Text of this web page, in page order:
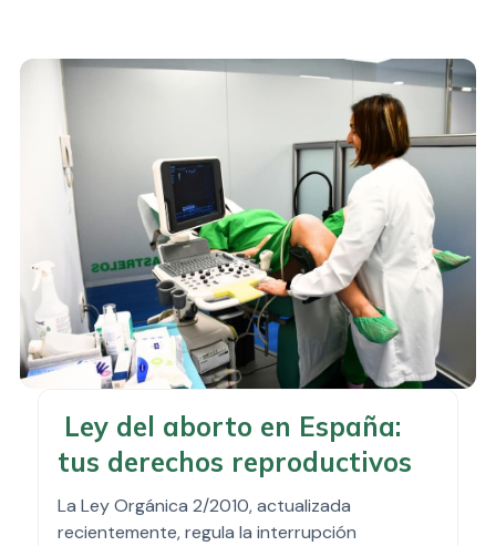
Ley del aborto en España:
tus derechos reproductivos
La Ley Orgánica 2/2010, actualizada
recientemente, regula la interrupción